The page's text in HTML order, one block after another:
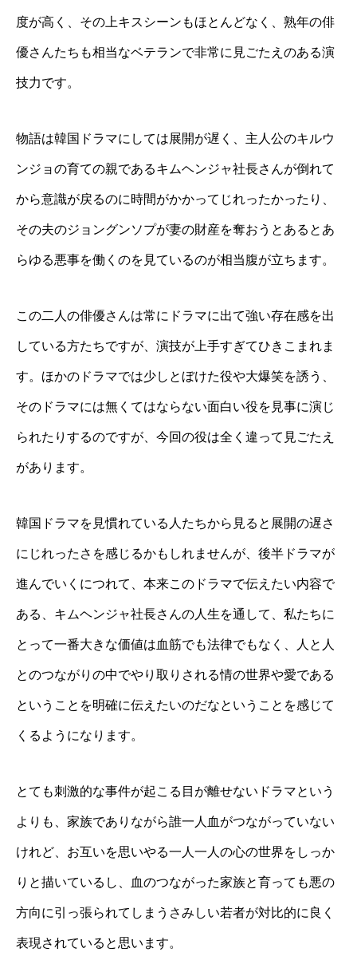
度が高く、その上キスシーンもほとんどなく、熟年の俳
優さんたちも相当なベテランで非常に見ごたえのある演
技力です。
物語は韓国ドラマにしては展開が遅く、主人公のキルウ
ンジョの育ての親であるキムヘンジャ社長さんが倒れて
から意識が戻るのに時間がかかってじれったかったり、
その夫のジョングンソプが妻の財産を奪おうとあるとあ
らゆる悪事を働くのを見ているのが相当腹が立ちます。
この二人の俳優さんは常にドラマに出て強い存在感を出
している方たちですが、演技が上手すぎてひきこまれま
す。ほかのドラマでは少しとぼけた役や大爆笑を誘う、
そのドラマには無くてはならない面白い役を見事に演じ
られたりするのですが、今回の役は全く違って見ごたえ
があります。
韓国ドラマを見慣れている人たちから見ると展開の遅さ
にじれったさを感じるかもしれませんが、後半ドラマが
進んでいくにつれて、本来このドラマで伝えたい内容で
ある、キムヘンジャ社長さんの人生を通して、私たちに
とって一番大きな価値は血筋でも法律でもなく、人と人
とのつながりの中でやり取りされる情の世界や愛である
ということを明確に伝えたいのだなということを感じて
くるようになります。
とても刺激的な事件が起こる目が離せないドラマという
よりも、家族でありながら誰一人血がつながっていない
けれど、お互いを思いやる一人一人の心の世界をしっか
りと描いているし、血のつながった家族と育っても悪の
方向に引っ張られてしまうさみしい若者が対比的に良く
表現されていると思います。